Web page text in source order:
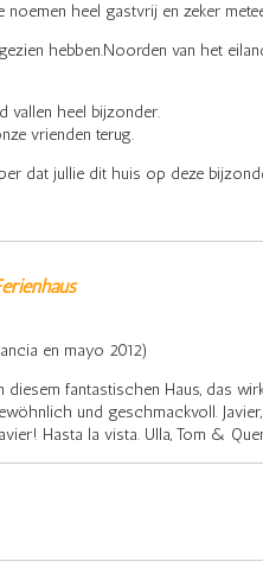
noemen heel gastvrij en zeker
hebben.Noorden van het
vallen heel bijzonder.
vrienden terug.
dat jullie dit huis op deze
en mayo 2012)
fantastischen Haus, das
und geschmackvoll.
Hasta la vista. Ulla, Tom &